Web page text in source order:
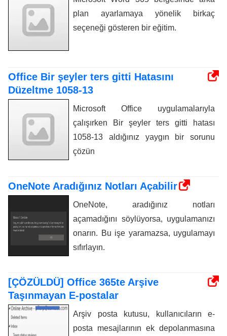
plan ayarlamaya yönelik birkaç
seçeneği gösteren bir eğitim.
Office Bir şeyler ters gitti Hatasını
Düzeltme 1058-13
Microsoft Office uygulamalarıyla
çalışırken Bir şeyler ters gitti hatası
1058-13 aldığınız yaygın bir sorunu
çözün
OneNote Aradığınız Notları Açabilir
OneNote, aradığınız notları
açamadığını söylüyorsa, uygulamanızı
onarın. Bu işe yaramazsa, uygulamayı
sıfırlayın.
[ÇÖZÜLDÜ] Office 365te Arşive
Taşınmayan E-postalar
Arşiv posta kutusu, kullanıcıların e-
posta mesajlarının ek depolanmasına